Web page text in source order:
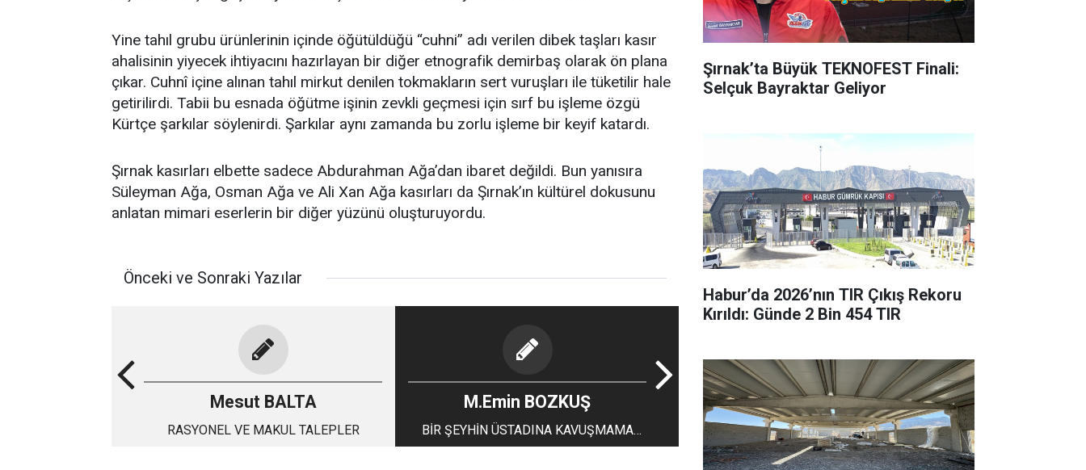
Yine tahıl grubu ürünlerinin içinde öğütüldüğü “cuhni” adı verilen dibek taşları kasır
ahalisinin yiyecek ihtiyacını hazırlayan bir diğer etnografik demirbaş olarak ön plana
çıkar. Cuhnî içine alınan tahıl mirkut denilen tokmakların sert vuruşları ile tüketilir hale
getirilirdi. Tabii bu esnada öğütme işinin zevkli geçmesi için sırf bu işleme özgü
Kürtçe şarkılar söylenirdi. Şarkılar aynı zamanda bu zorlu işleme bir keyif katardı.
Şırnak kasırları elbette sadece Abdurahman Ağa’dan ibaret değildi. Bun yanısıra
Süleyman Ağa, Osman Ağa ve Ali Xan Ağa kasırları da Şırnak’ın kültürel dokusunu
anlatan mimari eserlerin bir diğer yüzünü oluşturuyordu.
Önceki ve Sonraki Yazılar
Mesut BALTA
RASYONEL VE MAKUL TALEPLER
M.Emin BOZKUŞ
BİR ŞEYHİN ÜSTADINA KAVUŞMAMA
ÖZLEMİ VE HASRETİ
Şırnak’ta Büyük TEKNOFEST Finali:
Selçuk Bayraktar Geliyor
Habur’da 2026’nın TIR Çıkış Rekoru
Kırıldı: Günde 2 Bin 454 TIR